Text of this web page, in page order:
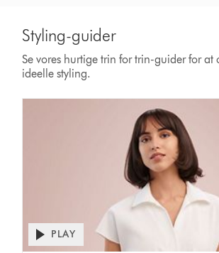
Styling-guider
Se vores hurtige trin for trin-guider for at
ideelle styling.
OpenPLAY